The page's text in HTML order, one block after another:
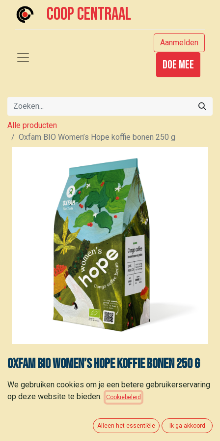
Coop centraal
Aanmelden
Doe mee
Alle producten
Oxfam BIO Women’s Hope koffie bonen 250 g
Oxfam BIO Women’s Hope koffie bonen 250 g
9,35€ (37,40€/stuk)
We gebruiken cookies om je een betere gebruikerservaring
op deze website te bieden.
Cookiebeleid
Alleen het essentiële Ik ga akkoord